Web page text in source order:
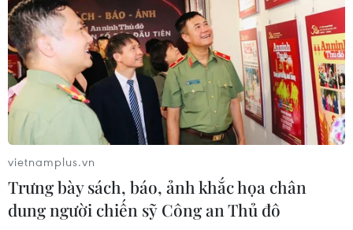
như thế nào.
Những bước lùi của Mỹ tại những "điểm nóng"
như Syria sẽ là hồi chuông cảnh báo đối với các
nhà hoạch định chính sách của Mỹ. Tuy nhiên,
cho dù Bắc Kinh và Moskva thực sự vượt Mỹ
trong một số lĩnh vực, phản ứng thích hợp của
Mỹ không phải là lo lắng hay đầu hàng. Thay
vào đó, Mỹ cần phải rút ra bài học mà các kẻ thù
của Mỹ đã giác ngộ, đó là trong cuộc cạnh tranh
kình địch giữa các nước lớn, thành công phụ
vietnamplus.vn
Trưng bày sách, báo, ảnh khắc họa chân
dung người chiến sỹ Công an Thủ đô